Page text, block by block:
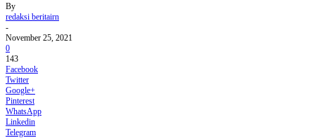
By
redaksi beritairn
-
November 25, 2021
0
143
Facebook
Twitter
Google+
Pinterest
WhatsApp
Linkedin
Telegram